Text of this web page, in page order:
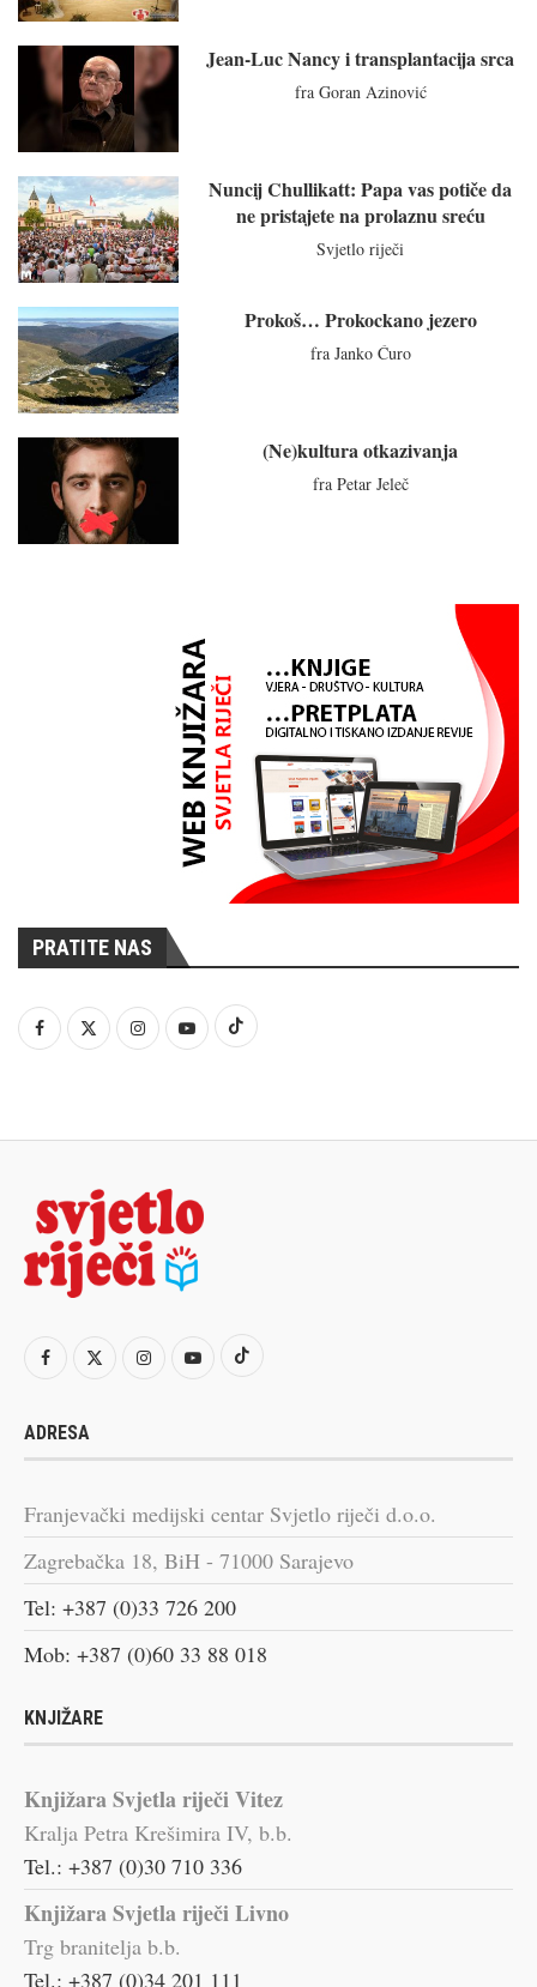
Jean-Luc Nancy i transplantacija srca
fra Goran Azinović
Nuncij Chullikatt: Papa vas potiče da
ne pristajete na prolaznu sreću
Svjetlo riječi
Prokoš… Prokockano jezero
fra Janko Ćuro
(Ne)kultura otkazivanja
fra Petar Jeleč
PRATITE NAS
ADRESA
Franjevački medijski centar Svjetlo riječi d.o.o.
Zagrebačka 18, BiH - 71000 Sarajevo
Tel: +387 (0)33 726 200
Mob: +387 (0)60 33 88 018
KNJIŽARE
Knjižara Svjetla riječi Vitez
Kralja Petra Krešimira IV, b.b.
Tel.: +387 (0)30 710 336
Knjižara Svjetla riječi Livno
Trg branitelja b.b.
Tel.: +387 (0)34 201 111